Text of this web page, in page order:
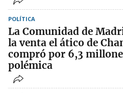
POLÍTICA
La Comunidad de
la venta el ático de
compró por 6,3
polémica